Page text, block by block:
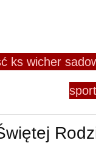
ks wicher